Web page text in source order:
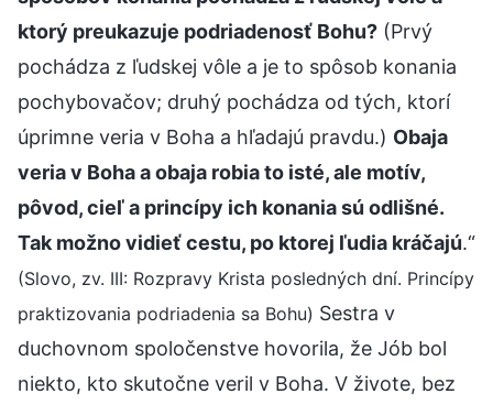
ktorý preukazuje podriadenosť Bohu? (Prvý
pochádza z ľudskej vôle a je to spôsob konania
pochybovačov; druhý pochádza od tých, ktorí
úprimne veria v Boha a hľadajú pravdu.) Obaja
veria v Boha a obaja robia to isté, ale motív,
pôvod, cieľ a princípy ich konania sú odlišné.
Tak možno vidieť cestu, po ktorej ľudia kráčajú.“
(Slovo, zv. III: Rozpravy Krista posledných dní. Princípy
praktizovania podriadenia sa Bohu) Sestra v
duchovnom spoločenstve hovorila, že Jób bol
niekto, kto skutočne veril v Boha. V živote, bez